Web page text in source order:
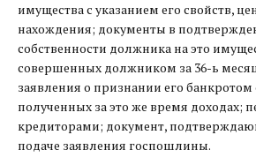
имущества с указанием его свойств,
нахождения; документы в
собственности должника на это
совершенных должником за 36-ь
заявления о признании его банкротом
полученных за это же время доходах;
кредиторами; документ,
подаче заявления госпошлины.